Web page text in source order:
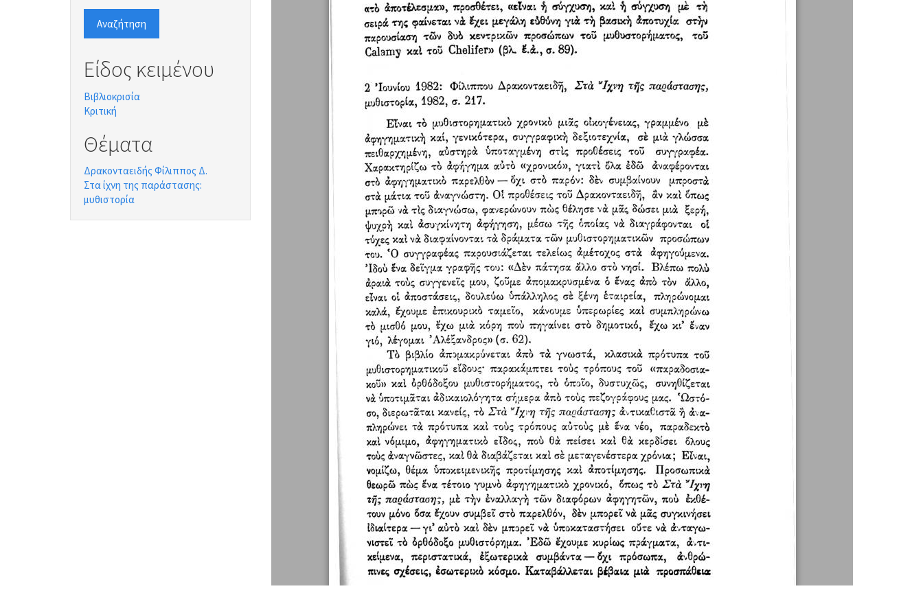
Αναζήτηση
Είδος κειμένου
Βιβλιοκρισία
Κριτική
Θέματα
Δρακονταειδής Φίλιππος Δ.
Στα ίχνη της παράστασης:
μυθιστορία